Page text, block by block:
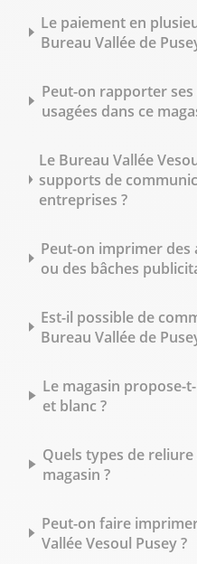
Le paiement en
Bureau Vallée de
Peut-on rapporter
usagées dans ce
Le Bureau Vallée
supports de
entreprises ?
Peut-on imprimer
ou des bâches
Est-il possible de
Bureau Vallée de
Le magasin propose-
et blanc ?
Quels types de
magasin ?
Peut-on faire
Vallée Vesoul Pusey ?